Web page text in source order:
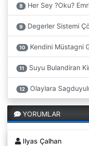
8 Her Sey ?Oku?
9 Degerler Sistemi
10 Kendini Müstagni
11 Suyu Bulandiran
12 Olaylara
YORUMLAR
Ilyas Çalhan